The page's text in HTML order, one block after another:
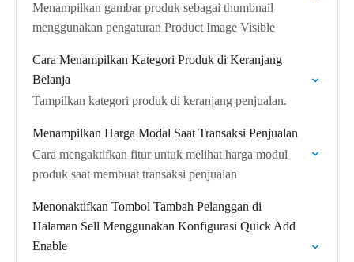
Menampilkan gambar produk sebagai thumbnail
menggunakan pengaturan Product Image Visible
Cara Menampilkan Kategori Produk di Keranjang
Belanja
Tampilkan kategori produk di keranjang penjualan.
Menampilkan Harga Modal Saat Transaksi Penjualan
Cara mengaktifkan fitur untuk melihat harga modul
produk saat membuat transaksi penjualan
Menonaktifkan Tombol Tambah Pelanggan di
Halaman Sell Menggunakan Konfigurasi Quick Add
Enable